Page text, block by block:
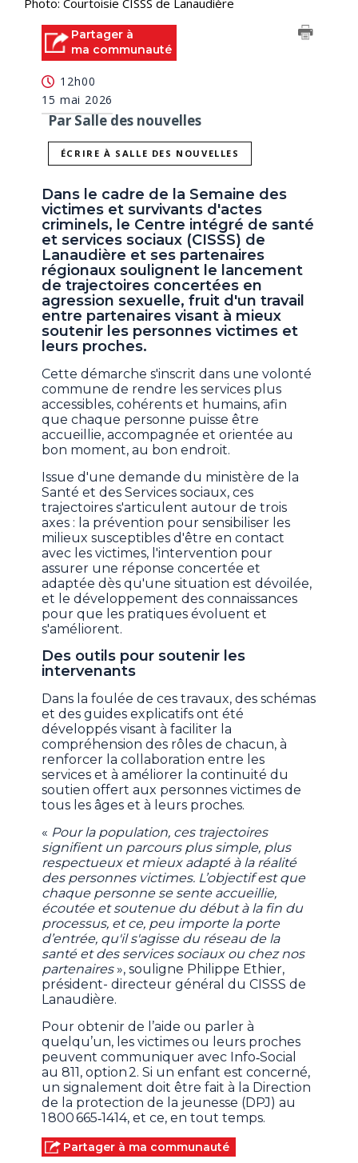
Photo: Courtoisie CISSS de Lanaudière
Partager à
ma communauté
12h00
15 mai 2026
Par Salle des nouvelles
ÉCRIRE À SALLE DES NOUVELLES
Dans le cadre de la Semaine des
victimes et survivants d'actes
criminels, le Centre intégré de santé
et services sociaux (CISSS) de
Lanaudière et ses partenaires
régionaux soulignent le lancement
de trajectoires concertées en
agression sexuelle, fruit d'un travail
entre partenaires visant à mieux
soutenir les personnes victimes et
leurs proches.
Cette démarche s'inscrit dans une volonté
commune de rendre les services plus
accessibles, cohérents et humains, afin
que chaque personne puisse être
accueillie, accompagnée et orientée au
bon moment, au bon endroit.
Issue d'une demande du ministère de la
Santé et des Services sociaux, ces
trajectoires s'articulent autour de trois
axes : la prévention pour sensibiliser les
milieux susceptibles d'être en contact
avec les victimes, l'intervention pour
assurer une réponse concertée et
adaptée dès qu'une situation est dévoilée,
et le développement des connaissances
pour que les pratiques évoluent et
s'améliorent.
Des outils pour soutenir les
intervenants
Dans la foulée de ces travaux, des schémas
et des guides explicatifs ont été
développés visant à faciliter la
compréhension des rôles de chacun, à
renforcer la collaboration entre les
services et à améliorer la continuité du
soutien offert aux personnes victimes de
tous les âges et à leurs proches.
« Pour la population, ces trajectoires
signifient un parcours plus simple, plus
respectueux et mieux adapté à la réalité
des personnes victimes. L’objectif est que
chaque personne se sente accueillie,
écoutée et soutenue du début à la fin du
processus, et ce, peu importe la porte
d’entrée, qu'il s'agisse du réseau de la
santé et des services sociaux ou chez nos
partenaires», souligne Philippe Ethier,
président- directeur général du CISSS de
Lanaudière.
Pour obtenir de l’aide ou parler à
quelqu’un, les victimes ou leurs proches
peuvent communiquer avec Info‑Social
au 811, option 2. Si un enfant est concerné,
un signalement doit être fait à la Direction
de la protection de la jeunesse (DPJ) au
1 800 665‑1414, et ce, en tout temps.
Partager à ma communauté